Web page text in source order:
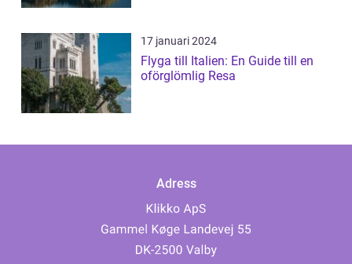
17 januari 2024
Flyga till Italien: En Guide till en
oförglömlig Resa
Adress